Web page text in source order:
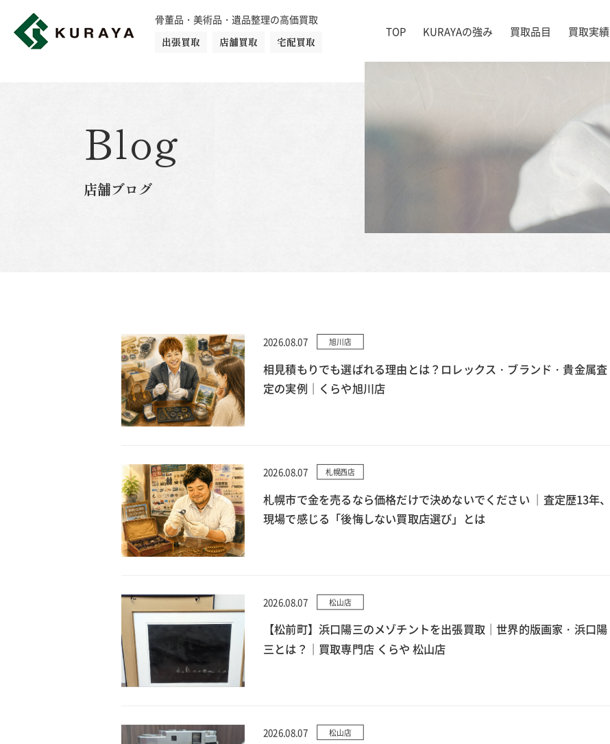
骨董品・美術品・遺品整理の高価買取
出張買取
店舗買取 宅配買取
TOP KURAYAの強み 買取品目
ダイヤモンド 時計
楽器 ブランド家具
買取実績
Blog
店舗ブログ
2026.08.07 旭川店
相見積もりでも選ばれる理由とは？ロレックス・ブランド・貴金属査
定の実例｜くらや旭川店
2026.08.07 札幌西店
札幌市で金を売るなら価格だけで決めないでください ｜査定歴13年、
現場で感じる「後悔しない買取店選び」とは
2026.08.07 松山店
【松前町】浜口陽三のメゾチントを出張買取｜世界的版画家・浜口陽
三とは？｜買取専門店 くらや 松山店
2026.08.07 松山店